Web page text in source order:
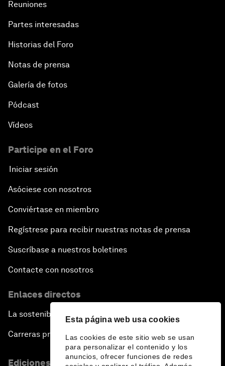
Esta página web usa cookies
Las cookies de este sitio web se usan
para personalizar el contenido y los
anuncios, ofrecer funciones de redes
Reuniones
Partes interesadas
Historias del Foro
Notas de prensa
Galería de fotos
Pódcast
Vídeos
Participe en el Foro
Iniciar sesión
Asóciese con nosotros
Conviértase en miembro
Regístrese para recibir nuestras notas de prensa
Suscríbase a nuestros boletines
Contacte con nosotros
Enlaces directos
La sostenibilidad en el Foro
Carreras profesionales
Ediciones en otros idiomas